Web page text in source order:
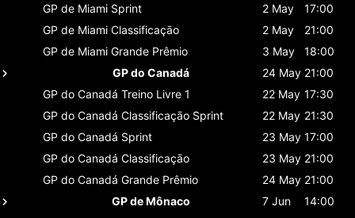
GP de Miami Sprint 2 May
17:00
GP de Miami Classificaçāo 2 May
21:00
GP de Miami Grande Prêmio 3 May
18:00
GP do Canadá
24 May 21:00
GP do Canadá Treino Livre 1 22 May 17:30
GP do Canadá Classificaçāo Sprint 22 May 21:30
GP do Canadá Sprint 23 May 17:00
GP do Canadá Classificaçāo 23 May 21:00
GP do Canadá Grande Prêmio 24 May 21:00
GP de Mônaco
7 Jun
14:00